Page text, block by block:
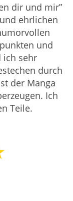
dir und mir”
ehrlichen
und
ich sehr
durch
der Manga
Ich
Teile.